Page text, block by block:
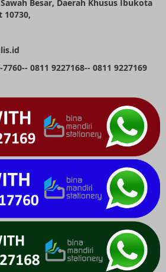
Besar, Daerah Khusus Ibukota
10730,
0811 9227168-- 0811 9227169